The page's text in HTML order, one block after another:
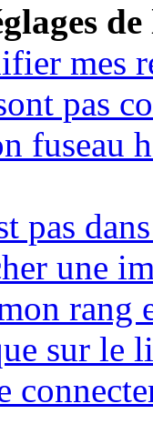
mes
pas
fuseau
pas
une
sur le